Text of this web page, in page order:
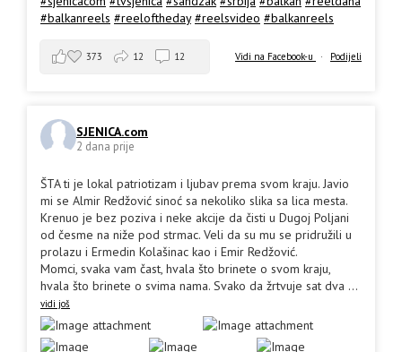
#balkanreels #reeloftheday #reelsvideo #balkanreels
Vidi na Facebook-u · Podijeli
373 12 12
SJENICA.com
2 dana prije
ŠTA ti je lokal patriotizam i ljubav prema svom kraju. Javio
mi se Almir Redžović sinoć sa nekoliko slika sa lica mesta.
Krenuo je bez poziva i neke akcije da čisti u Dugoj Poljani
od česme na niže pod strmac. Veli da su mu se pridružili u
prolazu i Ermedin Kolašinac kao i Emir Redžović.
Momci, svaka vam čast, hvala što brinete o svom kraju,
hvala što brinete o svima nama. Svako da žrtvuje sat dva ...
vidi još